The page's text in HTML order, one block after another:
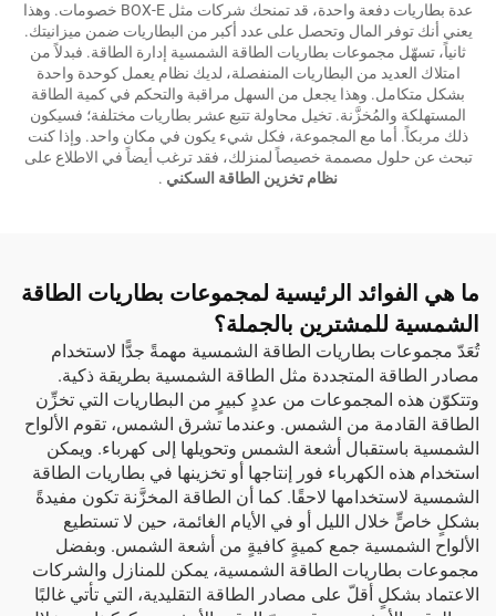
عدة بطاريات دفعة واحدة، قد تمنحك شركات مثل BOX-E خصومات. وهذا
يعني أنك توفر المال وتحصل على عدد أكبر من البطاريات ضمن ميزانيتك.
ثانياً، تسهّل مجموعات بطاريات الطاقة الشمسية إدارة الطاقة. فبدلاً من
امتلاك العديد من البطاريات المنفصلة، لديك نظام يعمل كوحدة واحدة
بشكل متكامل. وهذا يجعل من السهل مراقبة والتحكم في كمية الطاقة
المستهلكة والمُخزَّنة. تخيل محاولة تتبع عشر بطاريات مختلفة؛ فسيكون
ذلك مربكاً. أما مع المجموعة، فكل شيء يكون في مكان واحد. وإذا كنت
تبحث عن حلول مصممة خصيصاً لمنزلك، فقد ترغب أيضاً في الاطلاع على
نظام تخزين الطاقة السكني .
ما هي الفوائد الرئيسية لمجموعات بطاريات الطاقة
الشمسية للمشترين بالجملة؟
تُعَدّ مجموعات بطاريات الطاقة الشمسية مهمةً جدًّا لاستخدام
مصادر الطاقة المتجددة مثل الطاقة الشمسية بطريقة ذكية.
وتتكوّن هذه المجموعات من عددٍ كبيرٍ من البطاريات التي تخزِّن
الطاقة القادمة من الشمس. وعندما تشرق الشمس، تقوم الألواح
الشمسية باستقبال أشعة الشمس وتحويلها إلى كهرباء. ويمكن
استخدام هذه الكهرباء فور إنتاجها أو تخزينها في بطاريات الطاقة
الشمسية لاستخدامها لاحقًا. كما أن الطاقة المخزَّنة تكون مفيدةً
بشكلٍ خاصٍّ خلال الليل أو في الأيام الغائمة، حين لا تستطيع
الألواح الشمسية جمع كميةٍ كافيةٍ من أشعة الشمس. وبفضل
مجموعات بطاريات الطاقة الشمسية، يمكن للمنازل والشركات
الاعتماد بشكلٍ أقلّ على مصادر الطاقة التقليدية، التي تأتي غالبًا